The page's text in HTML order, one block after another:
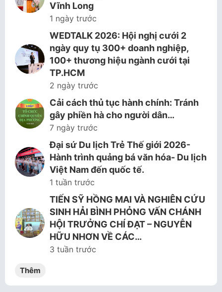
Vĩnh Long
1 ngày trước
WEDTALK 2026: Hội nghị cưới 2
ngày quy tụ 300+ doanh nghiệp,
100+ thương hiệu ngành cưới tại
TP.HCM
2 ngày trước
Cải cách thủ tục hành chính: Tránh
gây phiền hà cho người dân…
7 ngày trước
Đại sứ Du lịch Trẻ Thế giới 2026-
Hành trình quảng bá văn hóa- Du lịch
Việt Nam đến quốc tế.
1 tuần trước
TIẾN SỸ HỒNG MAI VÀ NGHIÊN CỨU
SINH HẢI BÌNH PHỎNG VẤN CHÁNH
HỘI TRƯỞNG CHÍ ĐẠT – NGUYỄN
HỮU NHƠN VỀ CÁC…
3 tuần trước
Thêm